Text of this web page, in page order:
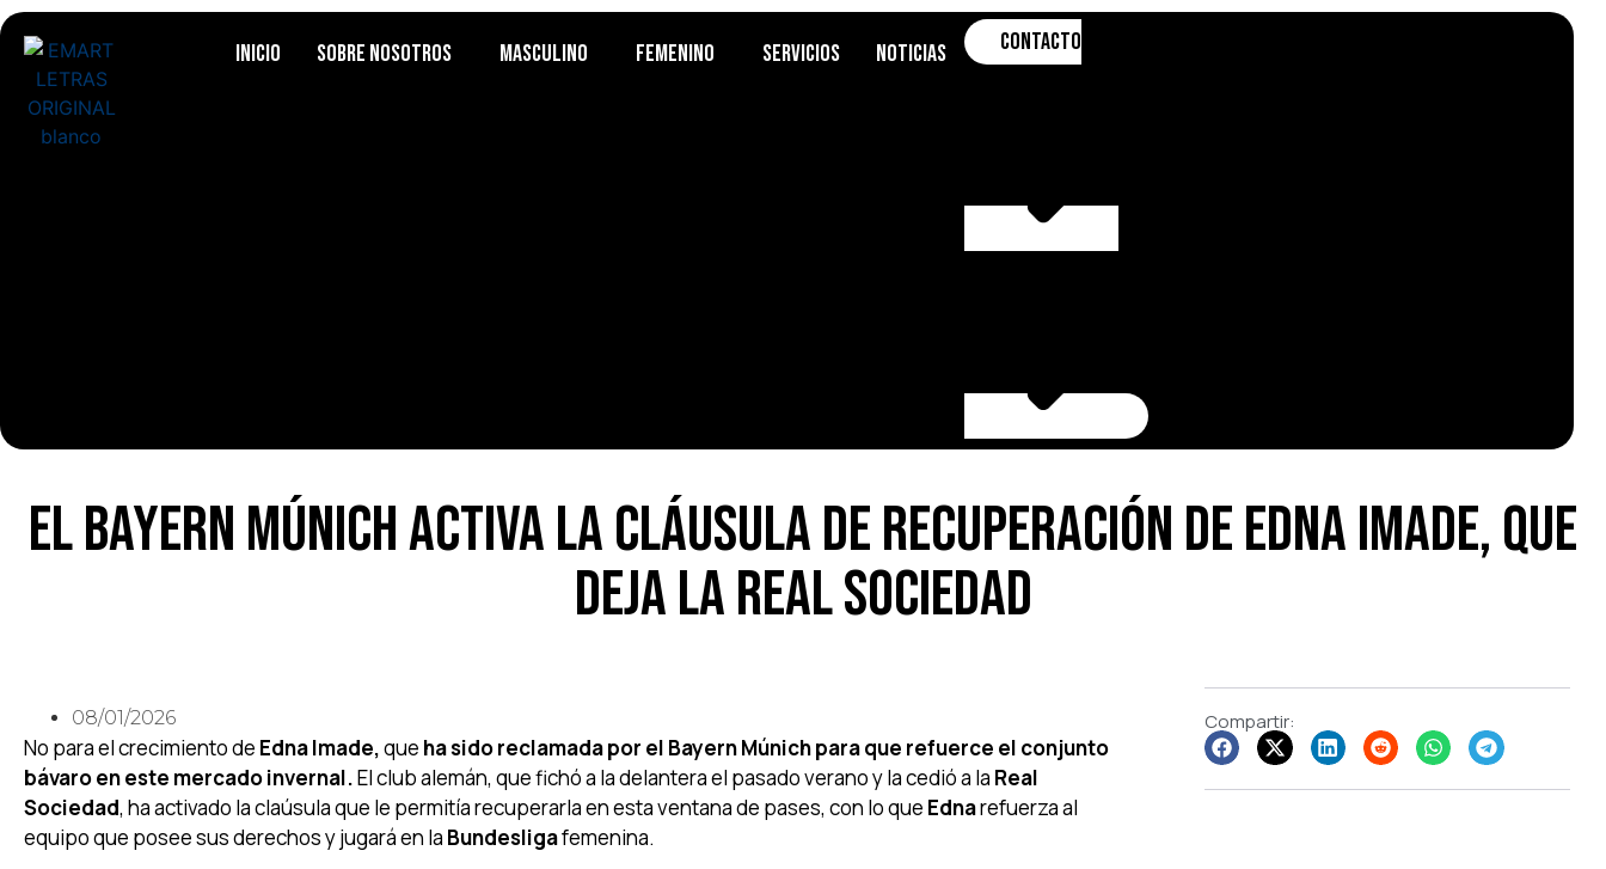
Inicio Sobre Nosotros Masculino Femenino Servicios Noticias Contacto
El Bayern Múnich activa la cláusula de recuperación de Edna Imade, que
deja la Real Sociedad
08/01/2026
No para el crecimiento de Edna Imade,que ha sido reclamada por el Bayern Múnich para que refuerce el conjunto
bávaro en este mercado invernal.El club alemán, que fichó a la delantera el pasado verano y la cedió a la Real
Sociedad, ha activado la claúsula que le permitía recuperarla en esta ventana de pases, con lo que Ednarefuerza al
equipo que posee sus derechos y jugará en la Bundesligafemenina.
Compartir: